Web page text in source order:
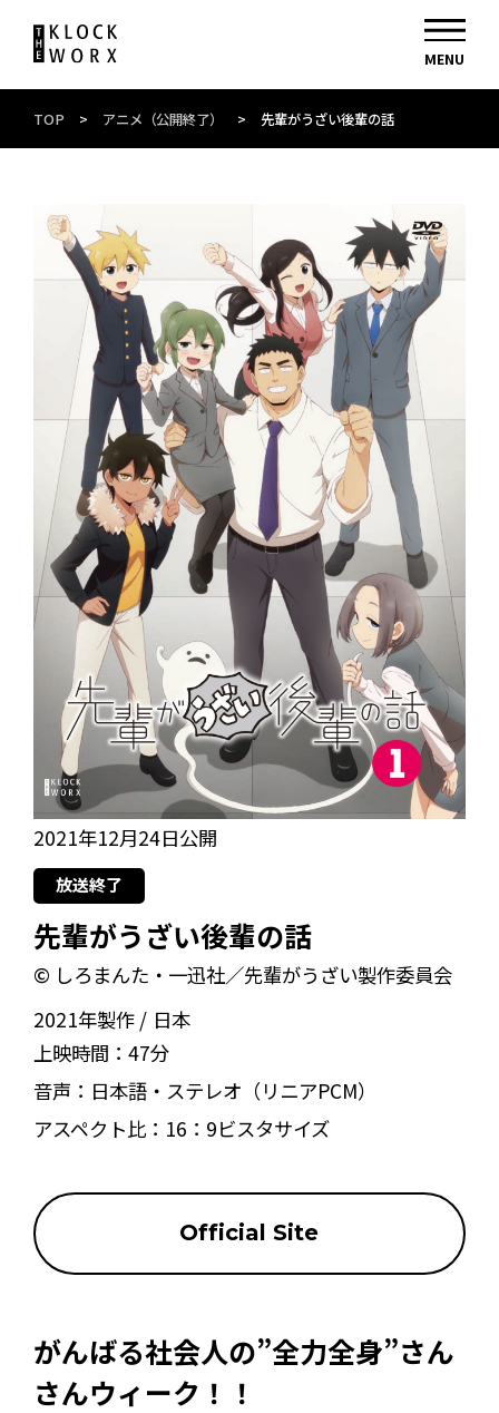
TOP > アニメ（公開終了） > 先輩がうざい後輩の話
2021年12月24日公開
放送終了
先輩がうざい後輩の話
© しろまんた・一迅社／先輩がうざい製作委員会
2021年製作
日本
上映時間： 47分
音声： 日本語・ステレオ（リニアPCM）
アスペクト比： 16：9ビスタサイズ
Official Site
がんばる社会人の”全力全身”さん
さんウィーク！！